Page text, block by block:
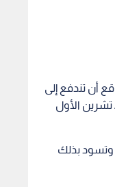
أن تندفع إلى
من شرقي القارة الأوروبية بدءا من الأحد القادم 15 أكتوبر/ تشرين الأول
المعتادة بحوالي 4-6 درجات مئوية، وتسود بذلك